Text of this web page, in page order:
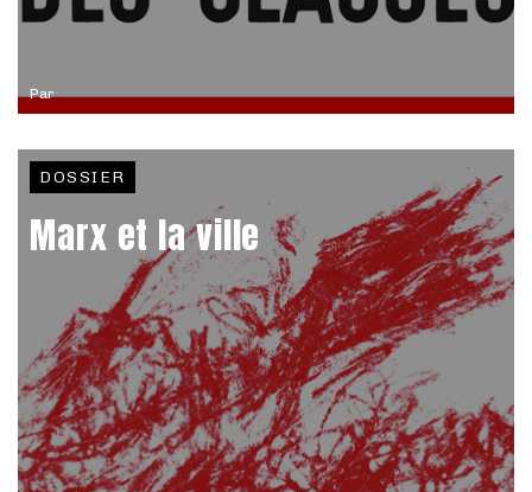
Par
DOSSIER
Marx et la ville